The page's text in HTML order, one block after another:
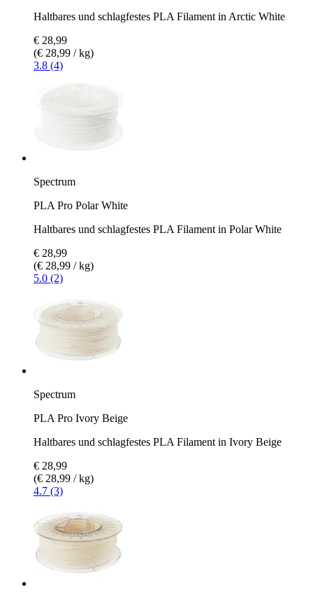
Haltbares und schlagfestes PLA Filament in Arctic White
€ 28,99
(€ 28,99 / kg)
3.8 (4)
Spectrum
PLA Pro Polar White
Haltbares und schlagfestes PLA Filament in Polar White
€ 28,99
(€ 28,99 / kg)
5.0 (2)
Spectrum
PLA Pro Ivory Beige
Haltbares und schlagfestes PLA Filament in Ivory Beige
€ 28,99
(€ 28,99 / kg)
4.7 (3)